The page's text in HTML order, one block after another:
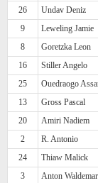
26
Undav Deniz
9
Leweling Jamie
8
Goretzka Leon
16
Stiller Angelo
25
Ouedraogo
13
Gross Pascal
20
Amiri Nadiem
2
R. Antonio
24
Thiaw Malick
3
Anton Waldemar